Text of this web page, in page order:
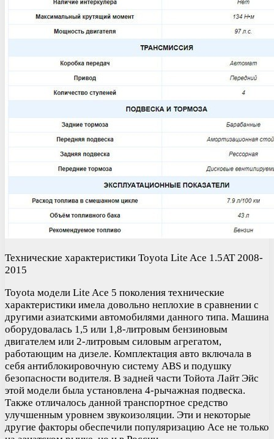
Технические характеристики Toyota Lite Ace 1.5AT 2008-
2015
Toyota модели Lite Ace 5 поколения технические
характеристики имела довольно неплохие в сравнении с
другими азиатскими автомобилями данного типа. Машина
оборудовалась 1,5 или 1,8-литровым бензиновым
двигателем или 2-литровым силовым агрегатом,
работающим на дизеле. Комплектация авто включала в
себя антиблокировочную систему ABS и подушку
безопасности водителя. В задней части Тойота Лайт Эйс
этой модели была установлена 4-рычажная подвеска.
Также отличалось данной транспортное средство
улучшенным уровнем звукоизоляции. Эти и некоторые
другие факторы обеспечили популяризацию Асе не только